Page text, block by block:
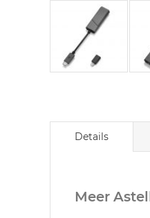
begin
Details
Meer